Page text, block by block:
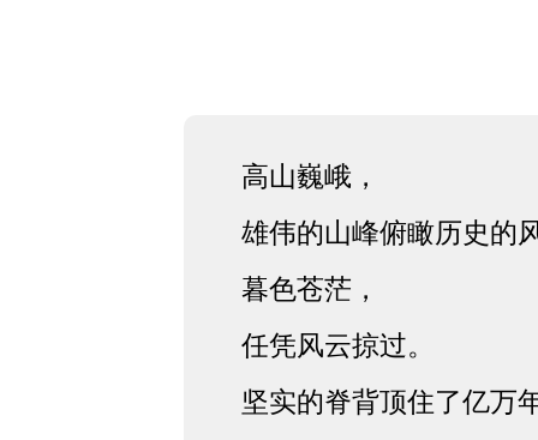
高山巍峨，
雄伟的山峰俯瞰历史的
暮色苍茫，
任凭风云掠过。
坚实的脊背顶住了亿万